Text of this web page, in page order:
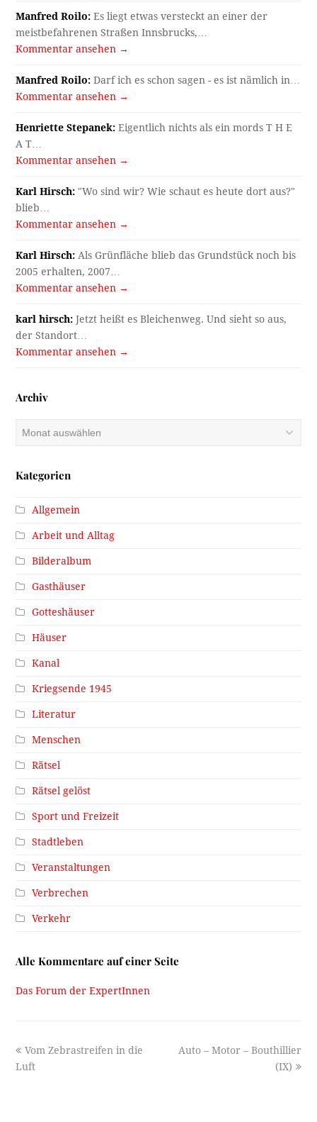
Manfred Roilo: Es liegt etwas versteckt an einer der
meistbefahrenen Straßen Innsbrucks,…
Kommentar ansehen →
Manfred Roilo: Darf ich es schon sagen - es ist nämlich in…
Kommentar ansehen →
Henriette Stepanek: Eigentlich nichts als ein mords T H E
A T…
Kommentar ansehen →
Karl Hirsch: "Wo sind wir? Wie schaut es heute dort aus?"
blieb…
Kommentar ansehen →
Karl Hirsch: Als Grünfläche blieb das Grundstück noch bis
2005 erhalten, 2007…
Kommentar ansehen →
karl hirsch: Jetzt heißt es Bleichenweg. Und sieht so aus,
der Standort…
Kommentar ansehen →
Archiv
Kategorien
Allgemein
Arbeit und Alltag
Bilderalbum
Gasthäuser
Gotteshäuser
Häuser
Kanal
Kriegsende 1945
Literatur
Menschen
Rätsel
Rätsel gelöst
Sport und Freizeit
Stadtleben
Veranstaltungen
Verbrechen
Verkehr
Alle Kommentare auf einer Seite
Das Forum der ExpertInnen
previous
post:
Vom Zebrastreifen in die
Luft
next
Auto – Motor – Bouthillier
(IX)